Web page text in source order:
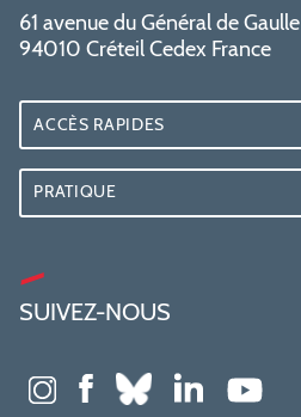
61 avenue du Général de Gaulle
94010 Créteil Cedex France
ACCÈS RAPIDES
PRATIQUE
SUIVEZ-NOUS